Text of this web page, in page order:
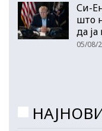
Си-
што
да ја
05/08/